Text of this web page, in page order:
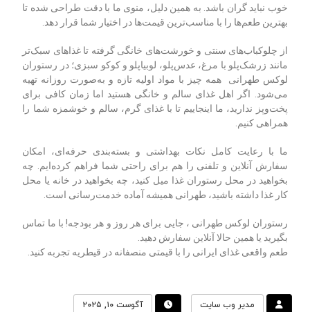
خوب نباید گران باشد. به همین دلیل، منوی ما با دقت طراحی شده تا
بهترین طعم‌ها را با مناسب‌ترین قیمت‌ها در اختیار شما قرار دهد.
از چلوکباب‌های سنتی و خورشت‌های خانگی گرفته تا غذاهای سبک‌تر
مانند زرشک‌پلو با مرغ، عدس‌پلو، لوبیاپلو و کوکو سبزی؛ در رستوران
لوکس طهرانی همه چیز با مواد اولیه تازه و به‌صورت روزانه تهیه
می‌شود. اگر اهل غذای سالم و خانگی هستید اما زمان کافی برای
پخت‌وپز ندارید، ما اینجاییم تا با غذای گرم، سالم و خوشمزه شما را
همراهی کنیم.
ما با رعایت کامل نکات بهداشتی و بسته‌بندی حرفه‌ای، امکان
سفارش آنلاین و تلفنی را هم برای راحتی شما فراهم کرده‌ایم. چه
بخواهید در محل رستوران غذا میل کنید، چه بخواهید در خانه یا محل
کار غذا داشته باشید، طهرانی همیشه آماده خدمت‌رسانی است.
رستوران لوکس طهرانی ، جایی برای هر روز و هر بودجه! با ما تماس
بگیرید یا همین حالا آنلاین سفارش دهید.
طعم واقعی غذای ایرانی را با قیمتی منصفانه در قیطریه تجربه کنید.
مدیر وب سایت آگوست ۱۰, ۲۰۲۵